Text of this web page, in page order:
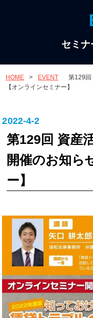
セミ
HOME > EVENT
第129回
【オンラインセミナー】
2022-4-2
第129回 資産
開催のお知ら
ー】